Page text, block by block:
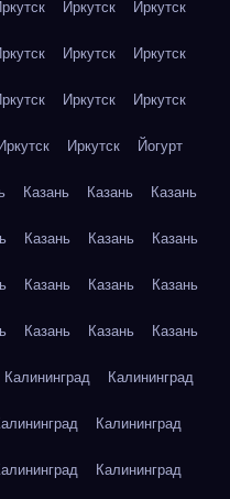
Иркутск Иркутск
Иркутск Иркутск
Иркутск Иркутск
Иркутск Иркутск Йогурт
Казань Казань Казань
Казань Казань Казань
Казань Казань Казань
Казань Казань Казань
Калининград Калининград
Калининград
Калининград